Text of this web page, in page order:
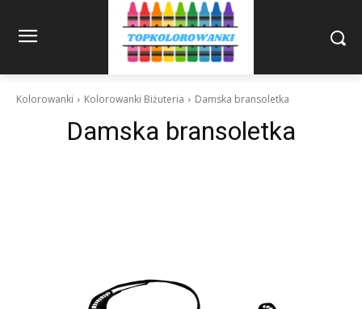
Kolorowanki Kolorowanki Biżuteria Damska bransoletka
Damska bransoletka